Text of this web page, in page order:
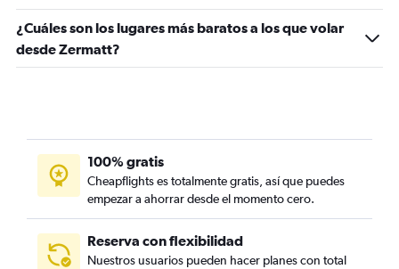
¿Cuáles son los lugares más baratos a los que volar
desde Zermatt?
100% gratis
Cheapflights es totalmente gratis, así que puedes
empezar a ahorrar desde el momento cero.
Reserva con flexibilidad
Nuestros usuarios pueden hacer planes con total